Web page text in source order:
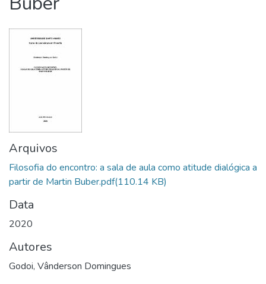
Arquivos
Filosofia do encontro: a sala de aula como atitude dialógica a
partir de Martin Buber.pdf(110.14 KB)
Data
2020
Autores
Godoi, Vânderson Domingues